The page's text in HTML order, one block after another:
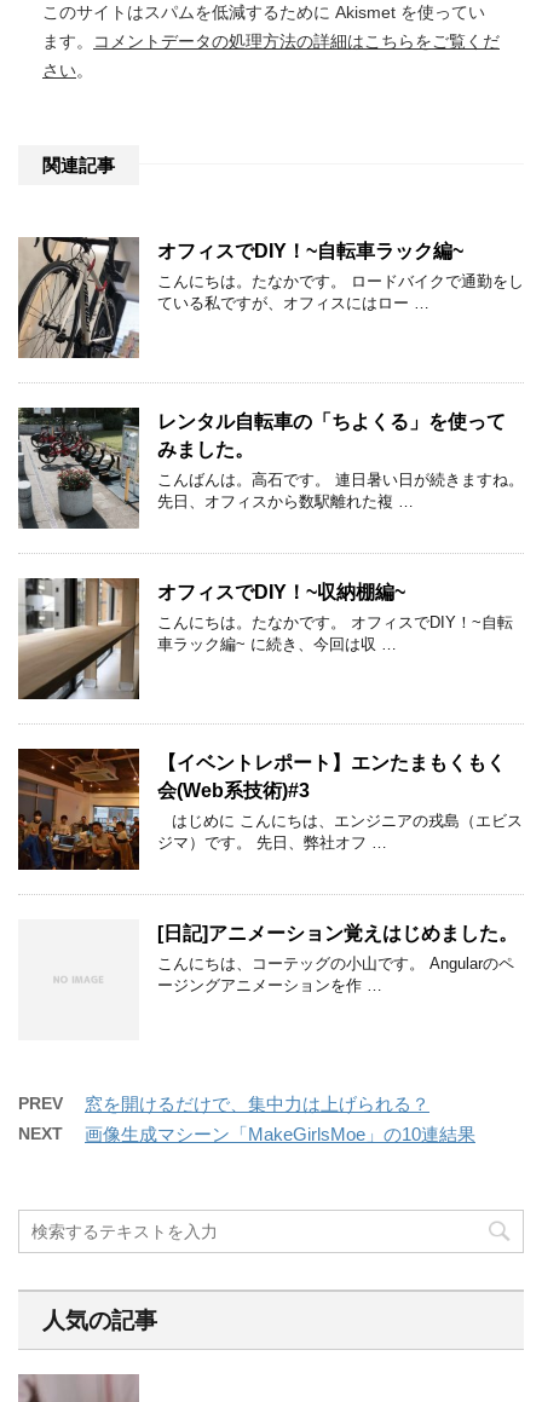
このサイトはスパムを低減するために Akismet を使ってい
ます。
コメントデータの処理方法の詳細はこちらをご覧くだ
さい。
関連記事
オフィスでDIY！~自転車ラック編~
こんにちは。たなかです。 ロードバイクで通勤をし
ている私ですが、オフィスにはロー …
レンタル自転車の「ちよくる」を使って
みました。
こんばんは。高石です。 連日暑い日が続きますね。
先日、オフィスから数駅離れた複 …
オフィスでDIY！~収納棚編~
こんにちは。たなかです。 オフィスでDIY！~自転
車ラック編~ に続き、今回は収 …
【イベントレポート】エンたまもくもく
会(Web系技術)#3
はじめに こんにちは、エンジニアの戎島（エビス
ジマ）です。 先日、弊社オフ …
[日記]アニメーション覚えはじめました。
こんにちは、コーテッグの小山です。 Angularのペ
ージングアニメーションを作 …
PREV 窓を開けるだけで、集中力は上げられる？
NEXT 画像生成マシーン「MakeGirlsMoe」の10連結果
人気の記事